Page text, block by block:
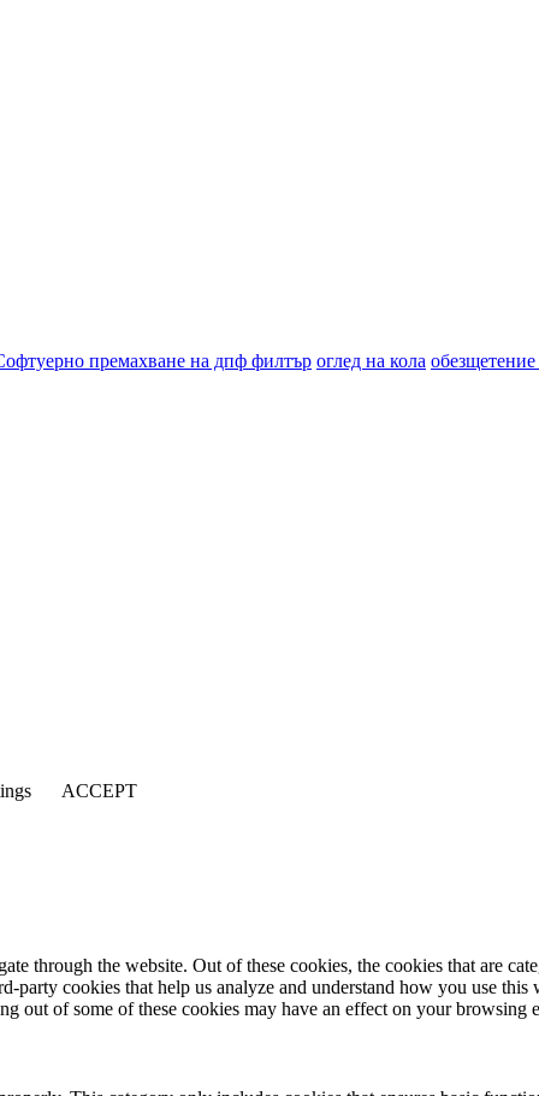
премахване на дпф филтър оглед на кола
ACCEPT
through the website. Out of these cookies, the cookies that are
party cookies that help us analyze and understand how you use
out of some of these cookies may have an effect on your browsing